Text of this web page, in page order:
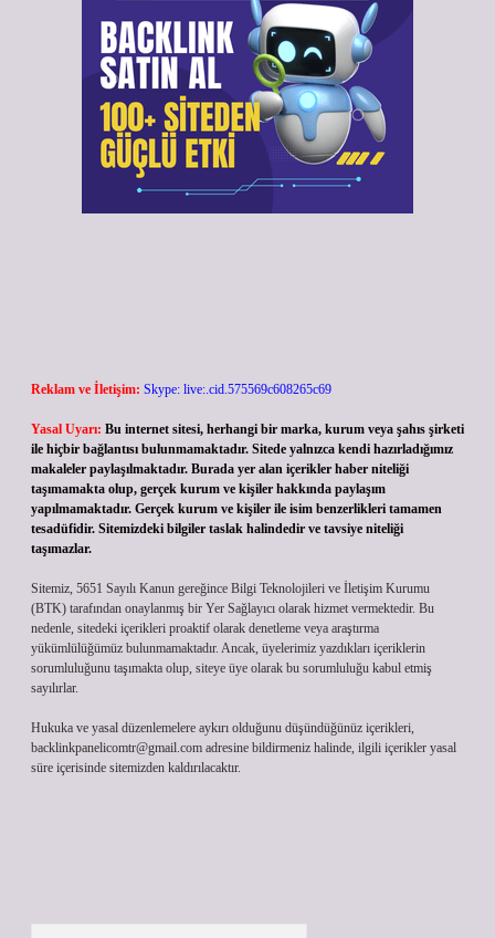
Reklam ve İletişim: Skype: live:.cid.575569c608265c69
Yasal Uyarı: Bu internet sitesi, herhangi bir marka, kurum veya şahıs şirketi
ile hiçbir bağlantısı bulunmamaktadır. Sitede yalnızca kendi hazırladığımız
makaleler paylaşılmaktadır. Burada yer alan içerikler haber niteliği
taşımamakta olup, gerçek kurum ve kişiler hakkında paylaşım
yapılmamaktadır. Gerçek kurum ve kişiler ile isim benzerlikleri tamamen
tesadüfidir. Sitemizdeki bilgiler taslak halindedir ve tavsiye niteliği
taşımazlar.
Sitemiz, 5651 Sayılı Kanun gereğince Bilgi Teknolojileri ve İletişim Kurumu
(BTK) tarafından onaylanmış bir Yer Sağlayıcı olarak hizmet vermektedir. Bu
nedenle, sitedeki içerikleri proaktif olarak denetleme veya araştırma
yükümlülüğümüz bulunmamaktadır. Ancak, üyelerimiz yazdıkları içeriklerin
sorumluluğunu taşımakta olup, siteye üye olarak bu sorumluluğu kabul etmiş
sayılırlar.
Hukuka ve yasal düzenlemelere aykırı olduğunu düşündüğünüz içerikleri,
backlinkpanelicomtr@gmail.com adresine bildirmeniz halinde, ilgili içerikler yasal
süre içerisinde sitemizden kaldırılacaktır.